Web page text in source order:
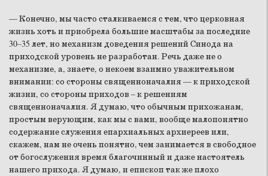
— Конечно, мы часто сталкиваемся с тем, что церковная
жизнь хоть и приобрела большие масштабы за последние
30–35 лет, но механизм доведения решений Синода на
приходской уровень не разработан. Речь даже не о
механизме, а, знаете, о некоем взаимно уважительном
внимании: со стороны священноначалия — к приходской
жизни, со стороны приходов – к решениям
священноначалия. Я думаю, что обычным прихожанам,
простым верующим, как мы с вами, вообще малопонятно
содержание служения епархиальных архиереев или,
скажем, нам не очень понятно, чем занимается в свободное
от богослужения время благочинный и даже настоятель
нашего прихода. Я думаю, и епископ так же плохо